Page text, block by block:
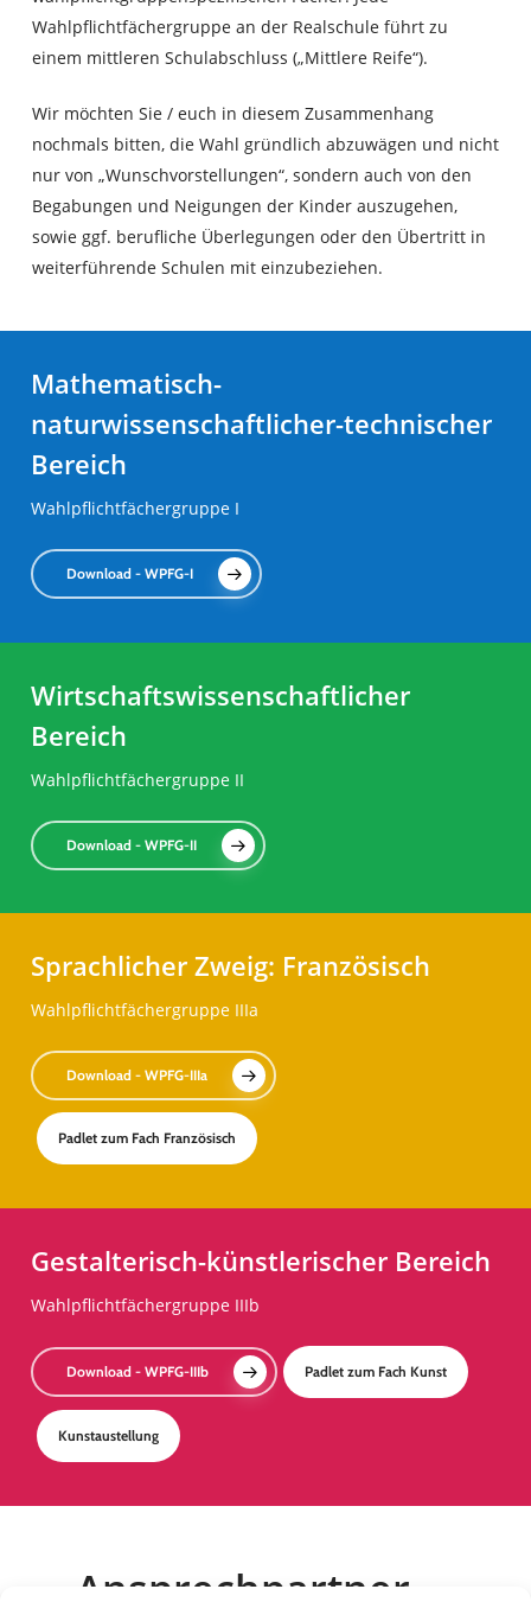
Wahlpflichtfächergruppe an der Realschule führt zu
einem mittleren Schulabschluss („Mittlere Reife“).
Wir möchten Sie / euch in diesem Zusammenhang
nochmals bitten, die Wahl gründlich abzuwägen und nicht
nur von „Wunschvorstellungen“, sondern auch von den
Begabungen und Neigungen der Kinder auszugehen,
sowie ggf. berufliche Überlegungen oder den Übertritt in
weiterführende Schulen mit einzubeziehen.
Mathematisch-
naturwissenschaftlicher-technischer
Bereich
Wahlpflichtfächergruppe I
Download - WPFG-I
Wirtschaftswissenschaftlicher
Bereich
Wahlpflichtfächergruppe II
Download - WPFG-II
Sprachlicher Zweig: Französisch
Wahlpflichtfächergruppe IIIa
Download - WPFG-IIIa
Padlet zum Fach Französisch
Gestalterisch-künstlerischer Bereich
Wahlpflichtfächergruppe IIIb
Download - WPFG-IIIb Padlet zum Fach Kunst
Kunstaustellung
Ansprechpartner